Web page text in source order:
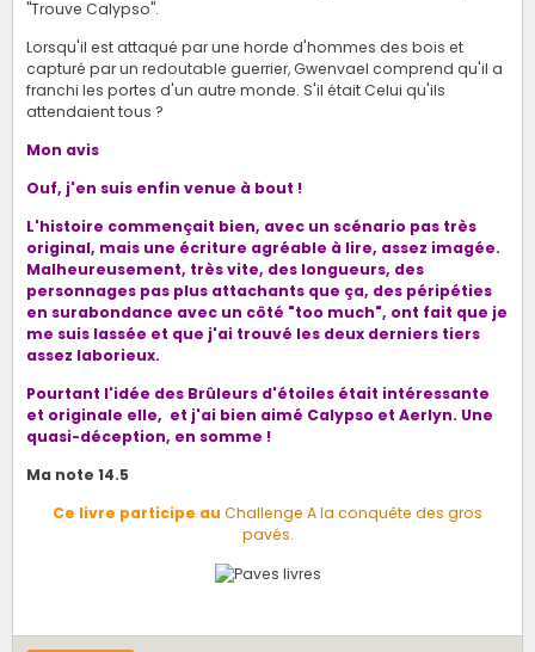
"Trouve Calypso".
Lorsqu'il est attaqué par une horde d'hommes des bois et
capturé par un redoutable guerrier, Gwenvael comprend qu'il a
franchi les portes d'un autre monde. S'il était Celui qu'ils
attendaient tous ?
Mon avis
Ouf, j'en suis enfin venue à bout !
L'histoire commençait bien, avec un scénario pas très
original, mais une écriture agréable à lire, assez imagée.
Malheureusement, très vite, des longueurs, des
personnages pas plus attachants que ça, des péripéties
en surabondance avec un côté "too much", ont fait que je
me suis lassée et que j'ai trouvé les deux derniers tiers
assez laborieux.
Pourtant l'idée des Brûleurs d'étoiles était intéressante
et originale elle, et j'ai bien aimé Calypso et Aerlyn. Une
quasi-déception, en somme !
Ma note 14.5
Ce livre participe au Challenge A la conquête des gros
pavés.